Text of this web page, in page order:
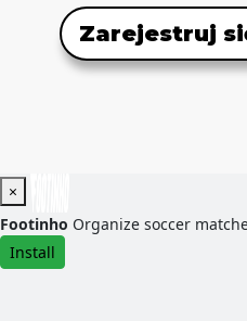
Zarejestruj
×
Footinho Organize soccer
Install